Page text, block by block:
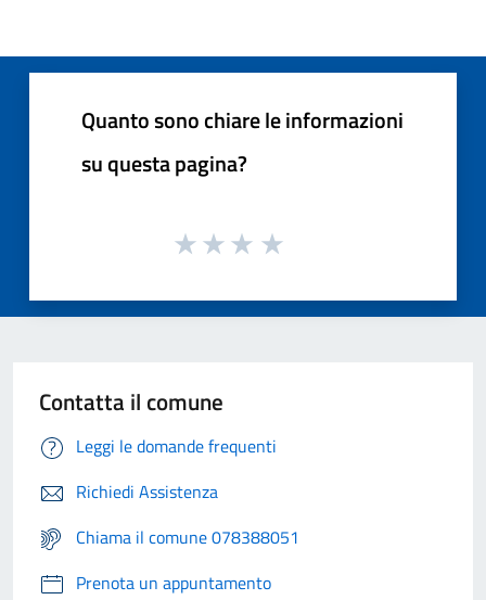
Quanto sono chiare le informazioni
su questa pagina?
Contatta il comune
Leggi le domande frequenti
Richiedi Assistenza
Chiama il comune 078388051
Prenota un appuntamento